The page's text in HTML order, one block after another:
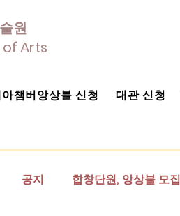
원
of Arts
아챔버앙상블 신청 대관 신청
공지 합창단원, 앙상블 모집